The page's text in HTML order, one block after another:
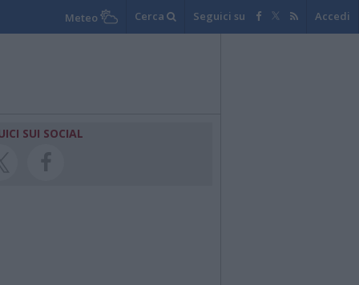
Meteo Cerca Seguici su Accedi
SUI SOCIAL